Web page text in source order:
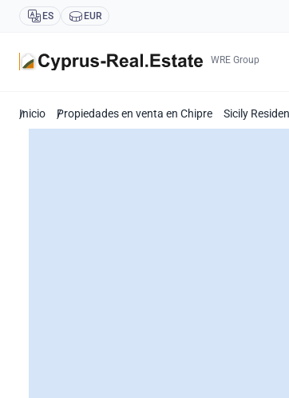
ES EUR
WRE Group
Inicio Propiedades en venta en Chipre Sicily